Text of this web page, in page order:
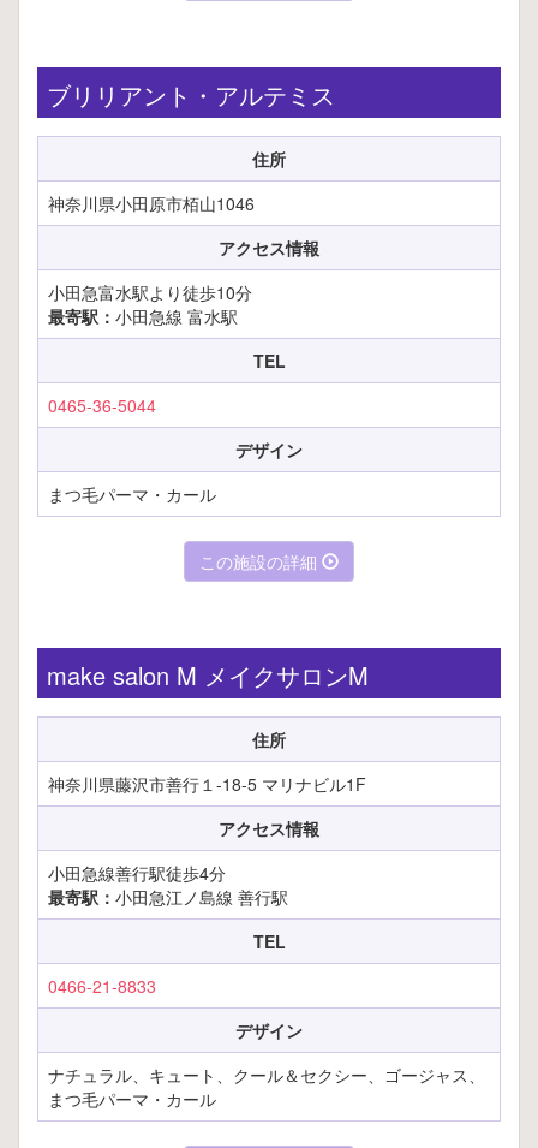
ブリリアント・アルテミス
住所
神奈川県小田原市栢山1046
アクセス情報
小田急富水駅より徒歩10分
最寄駅： 小田急線 富水駅
TEL
0465-36-5044
デザイン
まつ毛パーマ・カール
この施設の詳細
make salon M メイクサロンM
住所
神奈川県藤沢市善行１-18-5 マリナビル1F
アクセス情報
小田急線善行駅徒歩4分
最寄駅： 小田急江ノ島線 善行駅
TEL
0466-21-8833
デザイン
ナチュラル、キュート、クール＆セクシー、ゴージャス、
まつ毛パーマ・カール